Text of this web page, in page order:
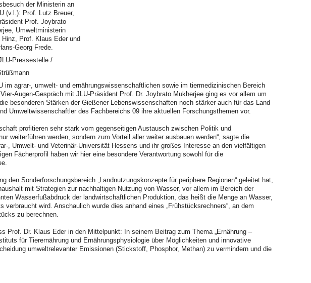
der Ministerin an
(v.l.): Prof. Lutz Breuer,
Prof. Joybrato
Umweltministerin
Hinz, Prof. Klaus Eder und
Georg Frede.
Pressestelle /
agrar-, umwelt- und ernährungswissenschaftlichen sowie im tiermedizinischen Bereich
Augen-Gespräch mit JLU-Präsident Prof. Dr. Joybrato Mukherjee ging es vor allem um
besonderen Stärken der Gießener Lebenswissenschaften noch stärker auch für das Land
Umweltwissenschaftler des Fachbereichs 09 ihre aktuellen Forschungsthemen vor.
profitieren sehr stark vom gegenseitigen Austausch zwischen Politik und
weiterführen werden, sondern zum Vorteil aller weiter ausbauen werden“, sagte die
, Umwelt- und Veterinär-Universität Hessens und ihr großes Interesse an den vielfältigen
Fächerprofil haben wir hier eine besondere Verantwortung sowohl für die
den Sonderforschungsbereich „Landnutzungskonzepte für periphere Regionen“ geleitet hat,
mit Strategien zur nachhaltigen Nutzung von Wasser, vor allem im Bereich der
Wasserfußabdruck der landwirtschaftlichen Produktion, das heißt die Menge an Wasser,
wird. Anschaulich wurde dies anhand eines „Frühstücksrechners“, an dem
zu berechnen.
Prof. Dr. Klaus Eder in den Mittelpunkt: In seinem Beitrag zum Thema „Ernährung –
für Tierernährung und Ernährungsphysiologie über Möglichkeiten und innovative
umweltrelevanter Emissionen (Stickstoff, Phosphor, Methan) zu vermindern und die